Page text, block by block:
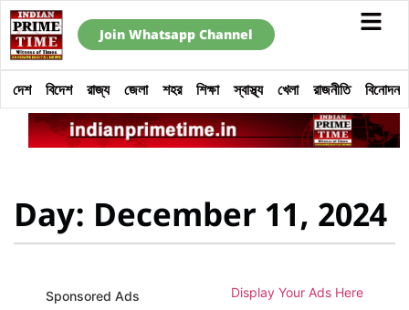
Join Whatsapp Channel
দেশ বিদেশ রাজ্য জেলা শহর শিক্ষা স্বাস্থ্য খেলা রাজনীতি বিনোদন
Day: December 11, 2024
Sponsored Ads Display Your Ads Here